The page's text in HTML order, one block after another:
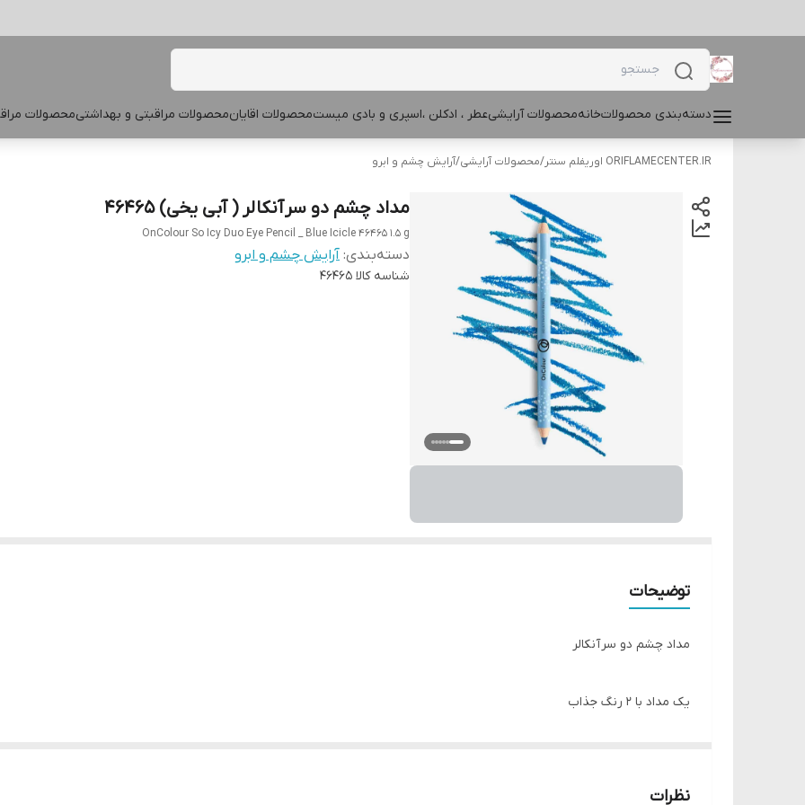
دسته‌بندی محصولاتخانهمحصولات آرایشیعطر ، ادکلن ،اسپری و بادی میستمحصولات اقایانمحصولات مراقبتی و بهداشتیمحصولات
ORIFLAMECENTER.IR اوریفلم سنتر /محصولات آرایشی/آرایش چشم و ابرو
مداد چشم دو سر آنکالر ( آبی یخی) 46465
OnColour So Icy Duo Eye Pencil _ Blue Icicle 46465 1.5 g
دسته‌بندی: آرایش چشم و ابرو
شناسه کالا 46465
توضیحات
مداد چشم دو سر آنکالر
یک مداد با 2 رنگ جذاب
بدون پخش شدن و ریزش
نظرات